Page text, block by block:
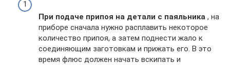
При подаче припоя на детали с паяльника , на
приборе сначала нужно расплавить некоторое
количество припоя, а затем поднести жало к
соединяющим заготовкам и прижать его. В это
время флюс должен начать вскипать и